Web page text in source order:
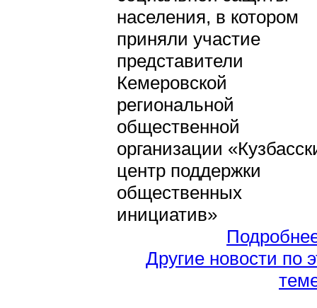
населения, в котором
приняли участие
представители
Кемеровской
региональной
общественной
организации
центр поддержки
общественных
инициатив»
Другие новости по